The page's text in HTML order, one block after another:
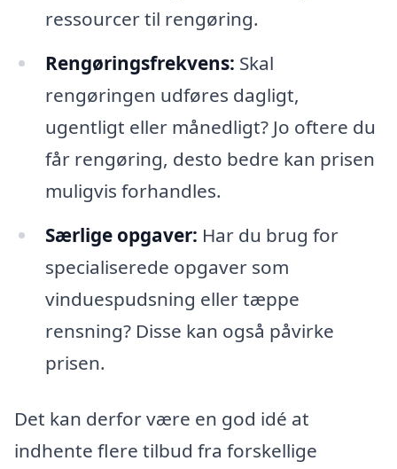
ressourcer til rengøring.
Rengøringsfrekvens: Skal
rengøringen udføres dagligt,
ugentligt eller månedligt? Jo oftere du
får rengøring, desto bedre kan prisen
muligvis forhandles.
Særlige opgaver: Har du brug for
specialiserede opgaver som
vinduespudsning eller tæppe
rensning? Disse kan også påvirke
prisen.
Det kan derfor være en god idé at
indhente flere tilbud fra forskellige